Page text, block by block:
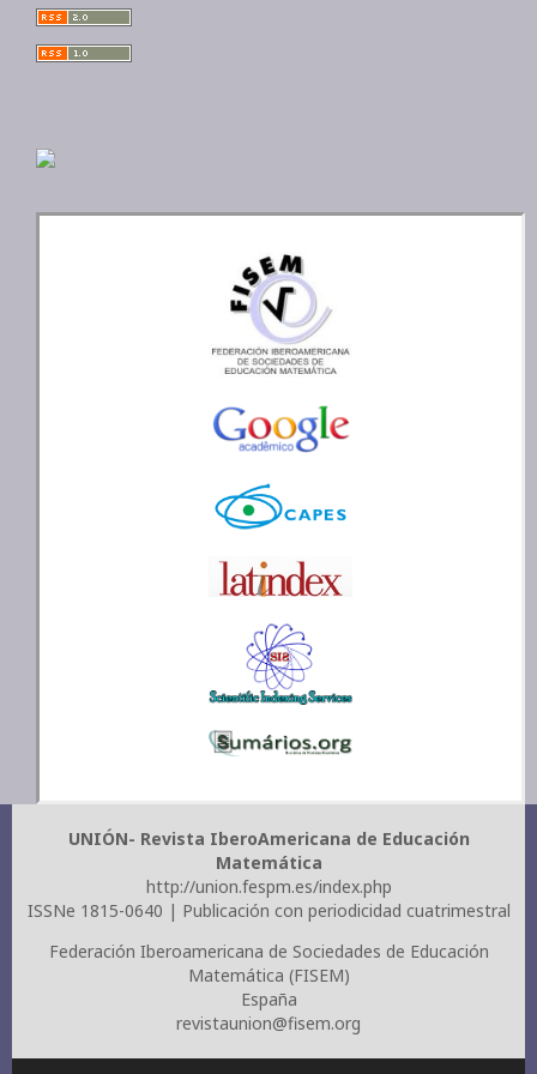
UNIÓN- Revista IberoAmericana de Educación
Matemática
http://union.fespm.es/index.php
ISSNe 1815-0640 | Publicación con periodicidad cuatrimestral
Federación Iberoamericana de Sociedades de Educación
Matemática (FISEM)
España
revistaunion@fisem.org